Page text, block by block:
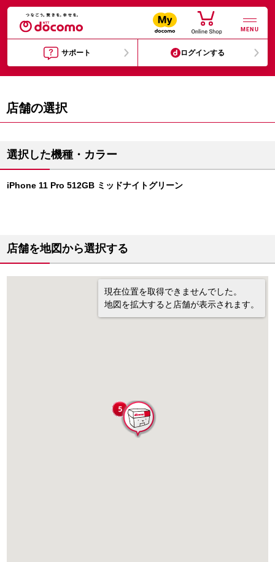
MENU
サポート ログインする
店舗の選択
選択した機種・カラー
iPhone 11 Pro 512GB ミッドナイトグリーン
店舗を地図から選択する
現在位置を取得できませんでした。
地図を拡大すると店舗が表示されます。